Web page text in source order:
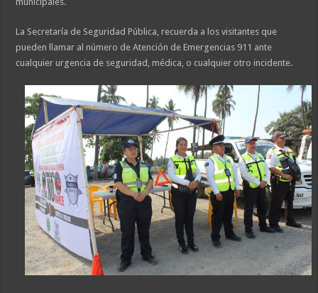
La Secretaría de Seguridad Pública, recuerda a los visitantes que
pueden llamar al número de Atención de Emergencias 911 ante
cualquier urgencia de seguridad, médica, o cualquier otro incidente.